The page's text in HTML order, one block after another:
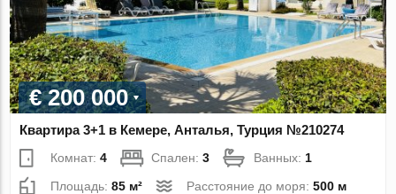
€ 200 000
Квартира 3+1 в Кемере, Анталья, Турция №210274
Комнат:4 Спален:3 Ванных: 1
Площадь:85 м² Расстояние до моря:500 м